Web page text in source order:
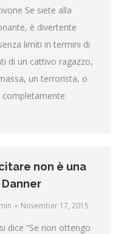
Se siete alla
è divertente
limiti in termini di
di un cattivo ragazzo,
un terrorista, o
completamente
non è una
November 17, 2015
dice “Se non ottengo